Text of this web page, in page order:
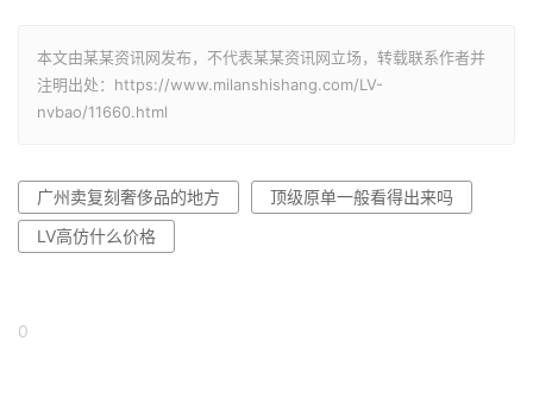
本文由某某资讯网发布，不代表某某资讯网立场，转载联系作者并
注明出处：https://www.milanshishang.com/LV-
nvbao/11660.html
广州卖复刻奢侈品的地方
顶级原单一般看得出来吗
LV高仿什么价格
0